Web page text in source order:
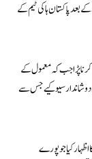
بعد پاکستان ہاکی ٹیم کے
پر 4-1 سے شکست کا سامنا کرنا پڑا جب کہ معمول کے
میں دو شاندار سیو کیے جس سے
کیا جو پورے